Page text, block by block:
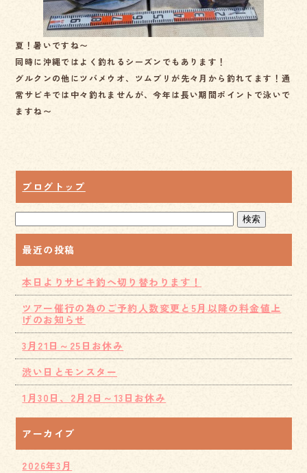
夏！暑いですね〜
同時に沖縄ではよく釣れるシーズンでもあります！
グルクンの他にツバメウオ、ツムブリが先々月から釣れてます！通
常サビキでは中々釣れませんが、今年は長い期間ポイントで泳いで
ますね〜
ブログトップ
最近の投稿
本日よりサビキ釣へ切り替わります！
ツアー催行の為のご予約人数変更と5月以降の料金値上
げのお知らせ
3月21日～25日お休み
渋い日とモンスター
1月30日、2月2日～13日お休み
アーカイブ
2026年3月